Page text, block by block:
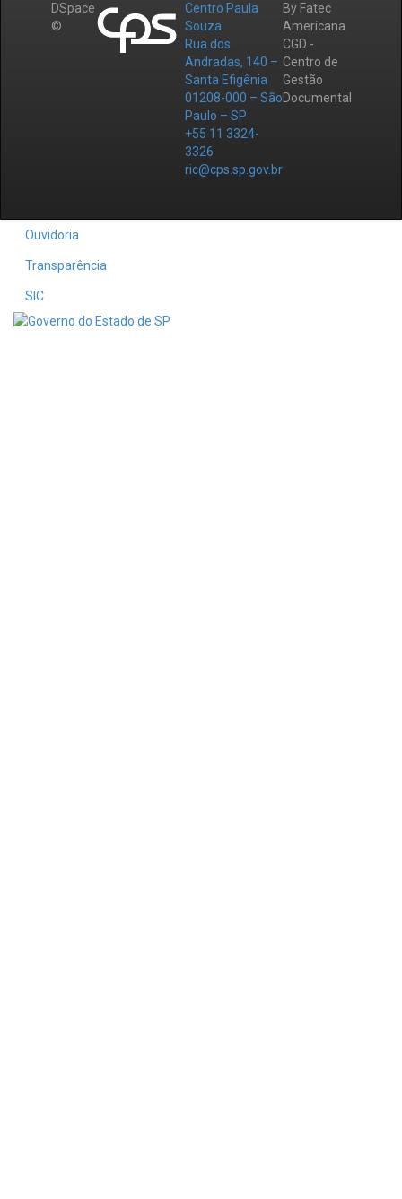
DSpace
©
Centro Paula
Souza
Rua dos
Andradas, 140 –
Santa Efigênia
01208-000 – São
Paulo – SP
+55 11 3324-
3326
ric@cps.sp.gov.br
By Fatec
Americana
CGD -
Centro de
Gestão
Documental
Ouvidoria
Transparência
SIC